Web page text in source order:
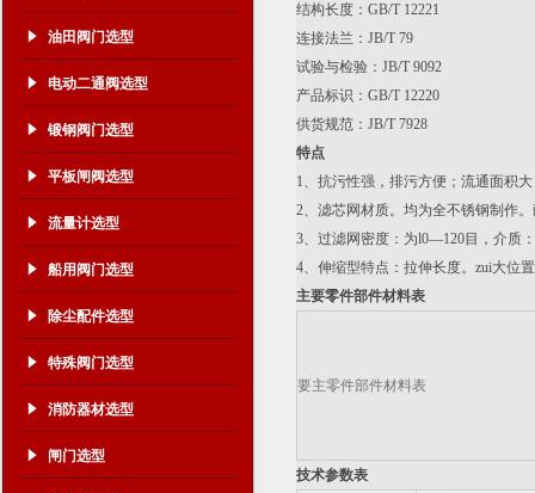
油田阀门选型
电动二通阀选型
锻钢阀门选型
平板闸阀选型
流量计选型
船用阀门选型
除尘配件选型
特殊阀门选型
消防器材选型
闸门选型
结构长度：GB/T 12221
连接法兰：JB/T 79
试验与检验：JB/T 9092
产品标识：GB/T 12220
供货规范：JB/T 7928
特点
1、抗污性强，排污方便；流通面积
2、滤芯网材质。均为全不锈钢制作
3、过滤网密度：为l0—120目，介质
4、伸缩型特点：拉伸长度。zui大位
主要零件部件材料表
要主零件部件材料表
技术参数表